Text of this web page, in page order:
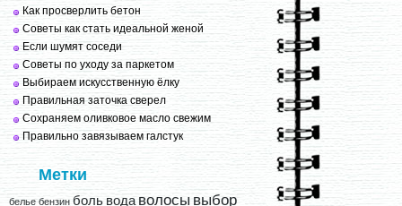
Как просверлить бетон
Советы как стать идеальной женой
Если шумят соседи
Советы по уходу за паркетом
Выбираем искусственную ёлку
Правильная заточка сверел
Сохраняем оливковое масло свежим
Правильно завязываем галстук
Метки
белье бензин боль вода волосы выбор